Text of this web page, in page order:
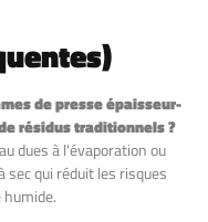
de presse épaisseur-
résidus traditionnels ?
dues à l'évaporation ou
qui réduit les risques